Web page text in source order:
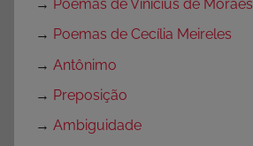
→ Poemas de Vinícius de Moraes
→ Poemas de Cecília Meireles
→ Antônimo
→ Preposição
→ Ambiguidade